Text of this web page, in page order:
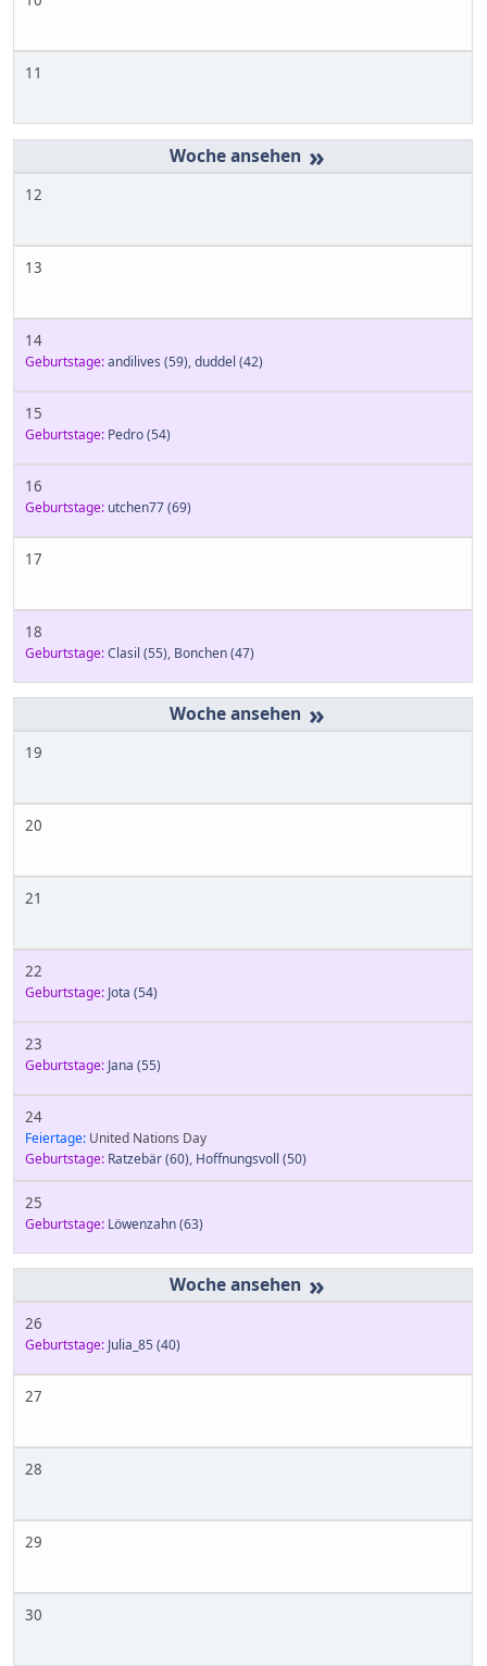
11
»
12
13
14
Geburtstage:andilives (59),duddel (42)
15
Geburtstage: Pedro(54)
16
Geburtstage: utchen77(69)
17
18
Geburtstage:Clasil (55), Bonchen(47)
»
19
20
21
22
Geburtstage: Jota (54)
23
Geburtstage: Jana (55)
24
Feiertage: United Nations Day
Geburtstage: Ratzebär(60), Hoffnungsvoll (50)
25
Geburtstage: Löwenzahn(63)
»
26
Geburtstage: Julia_85 (40)
27
28
29
30